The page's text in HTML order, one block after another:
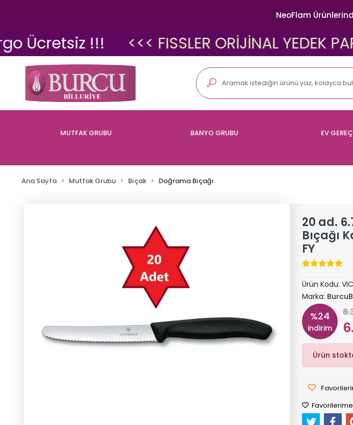
NeoFlam
Ücretsiz !!! <<< FISSLER ORİJİNAL YEDEK
MUTFAK GRUBU BANYO GRUBU EV
Ana Sayfa Mutfak Grubu Bıçak Doğrama Bıçağı
20 ad.
Bıçağı
FY
Ürün Kodu:
Marka:
%24
indirim
Ürün